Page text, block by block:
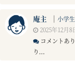
庵主 ｜ 小学
2025年12月8
コメントあ
り...